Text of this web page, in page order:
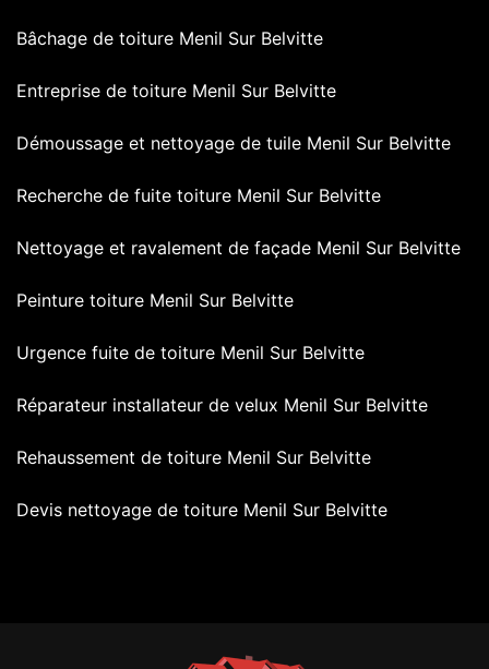
Bâchage de toiture Menil Sur Belvitte
Entreprise de toiture Menil Sur Belvitte
Démoussage et nettoyage de tuile Menil Sur Belvitte
Recherche de fuite toiture Menil Sur Belvitte
Nettoyage et ravalement de façade Menil Sur Belvitte
Peinture toiture Menil Sur Belvitte
Urgence fuite de toiture Menil Sur Belvitte
Réparateur installateur de velux Menil Sur Belvitte
Rehaussement de toiture Menil Sur Belvitte
Devis nettoyage de toiture Menil Sur Belvitte